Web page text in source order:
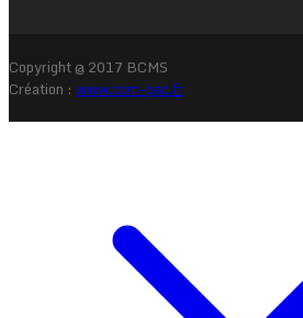
Copyright @ 2017 BCMS
Création : www.com-pac.fr